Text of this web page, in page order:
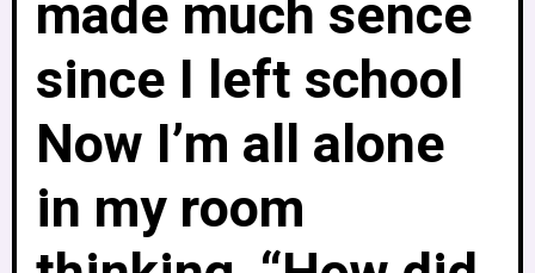
made much sence
since I left school
Now I’m all alone
in my room